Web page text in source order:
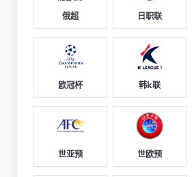
俄超 日职联
欧冠杯 韩k联
世亚预 世欧预